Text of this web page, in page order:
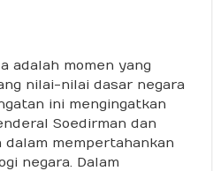
adalah momen yang
nilai-nilai dasar negara
ini mengingatkan
Soedirman dan
mempertahankan
negara. Dalam